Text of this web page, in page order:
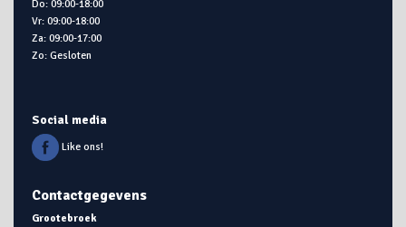
Do: 09:00-18:00
Vr: 09:00-18:00
Za: 09:00-17:00
Zo: Gesloten
Social media
Like ons!
Contactgegevens
Grootebroek